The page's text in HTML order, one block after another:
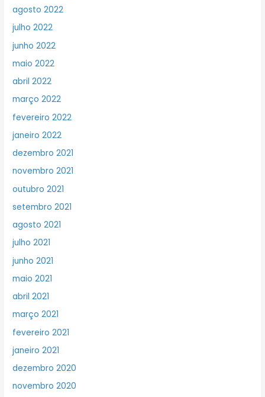
agosto 2022
julho 2022
junho 2022
maio 2022
abril 2022
março 2022
fevereiro 2022
janeiro 2022
dezembro 2021
novembro 2021
outubro 2021
setembro 2021
agosto 2021
julho 2021
junho 2021
maio 2021
abril 2021
março 2021
fevereiro 2021
janeiro 2021
dezembro 2020
novembro 2020